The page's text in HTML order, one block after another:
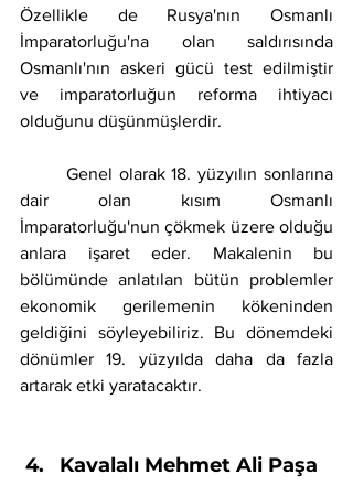
Özellikle de Rusya'nın Osmanlı
İmparatorluğu'na olan saldırısında
Osmanlı'nın askeri gücü test edilmiştir
ve imparatorluğun reforma ihtiyacı
olduğunu düşünmüşlerdir.
dair olan kısım Osmanlı
İmparatorluğu'nun çökmek üzere olduğu
anlara işaret eder. Makalenin bu
bölümünde anlatılan bütün problemler
ekonomik gerilemenin kökeninden
geldiğini söyleyebiliriz. Bu dönemdeki
dönümler 19. yüzyılda daha da fazla
artarak etki yaratacaktır.
Kavalalı Mehmet Ali Paşa